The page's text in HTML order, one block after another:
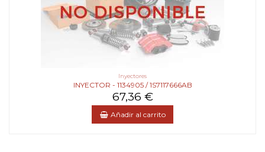
Inyectores
INYECTOR - 1134905 / 1S7117666AB
67,36 €
Añadir al carrito